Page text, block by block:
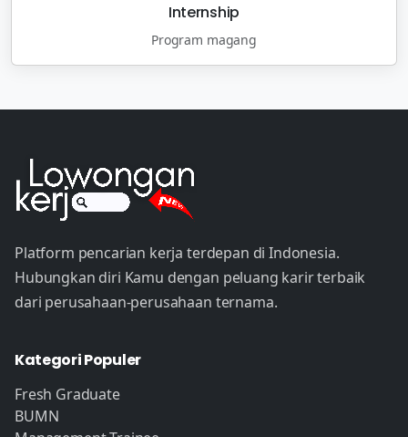
Internship
Program magang
Platform pencarian kerja terdepan di Indonesia.
Hubungkan diri Kamu dengan peluang karir terbaik
dari perusahaan-perusahaan ternama.
Kategori Populer
Fresh Graduate
BUMN